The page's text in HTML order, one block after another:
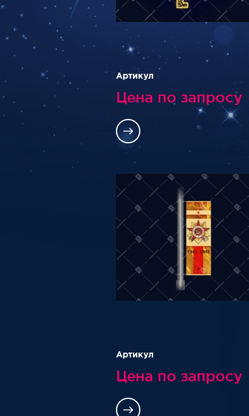
Артикул
Цена по запросу
Артикул
Цена по запросу